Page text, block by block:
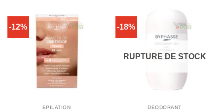
-12%
EPILATION
-18%
RUPTURE DE STOCK
DÉODORANT